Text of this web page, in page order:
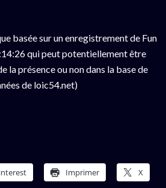
basée sur un enregistrement de Fun
qui peut potentiellement être
la présence ou non dans la base de
de loic54.net)
Imprimer X